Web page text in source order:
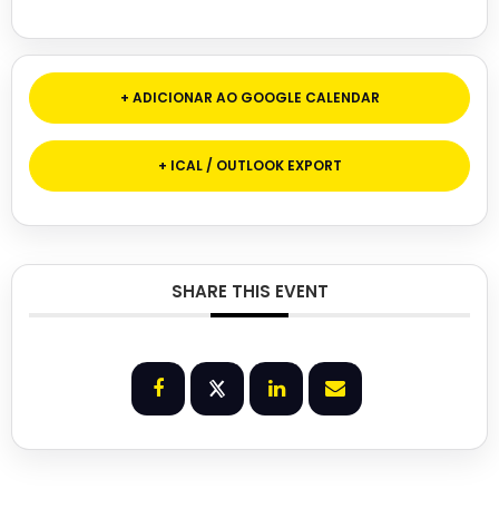
+ ADICIONAR AO GOOGLE CALENDAR
+ ICAL / OUTLOOK EXPORT
SHARE THIS EVENT